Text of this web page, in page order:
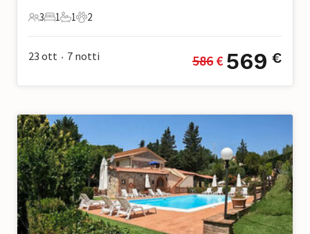
3 Ospiti
3
1 Camera da letto
1
1 Bagno
1
2 Animali domestici
2
23 ott • 7 notti 586 € 569 €